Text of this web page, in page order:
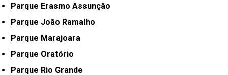
Parque Erasmo Assunção
Parque João Ramalho
Parque Marajoara
Parque Oratório
Parque Rio Grande